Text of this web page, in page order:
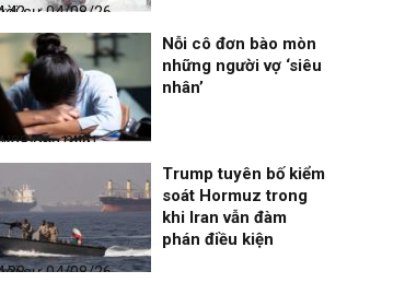
sự
14:42
sống 24h
08/26, 14:41
Nỗi cô đơn bào mòn
những người vợ ‘siêu
nhân’
sự
14:38
Trump tuyên bố kiểm
soát Hormuz trong
khi Iran vẫn đàm
phán điều kiện